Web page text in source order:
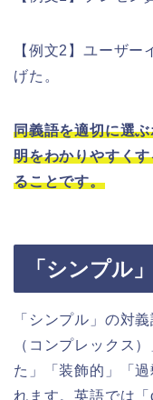
【例文2】ユーザ
げた。
同義語を適切に選
明をわかりやすく
ることです。
「シンプル
「シンプル」の対
（コンプレックス
た」「装飾的」「
れます。英語では